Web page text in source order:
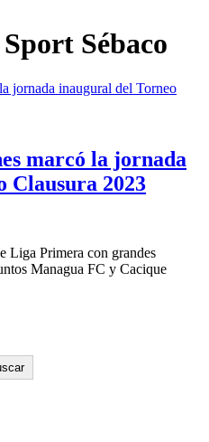
Sébaco
marcó la jornada
Clausura 2023
Liga Primera con grandes
Managua FC y Cacique